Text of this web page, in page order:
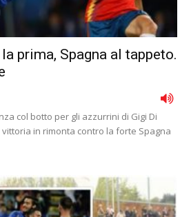
prima, Spagna al tappeto.
col botto per gli azzurrini di Gigi Di
vittoria in rimonta contro la forte Spagna